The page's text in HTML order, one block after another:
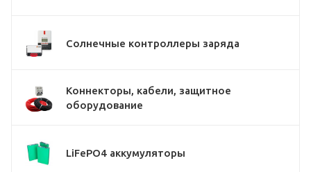
Солнечные контроллеры заряда
Коннекторы, кабели, защитное
оборудование
LiFePO4 аккумуляторы